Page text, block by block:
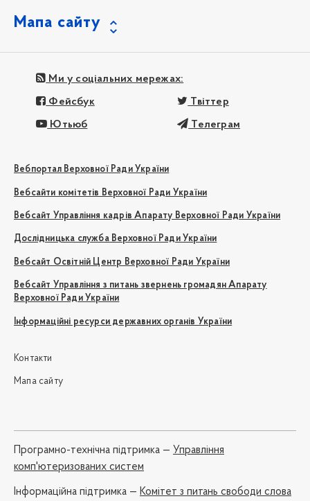
Мапа сайту
Ми у соціальних мережах:
Фейсбук Твіттер
Ютьюб Телеграм
Вебпортал Верховної Ради України
Вебсайти комітетів Верховної Ради України
Вебсайт Управління кадрів Апарату Верховної Ради України
Дослідницька служба Верховної Ради України
Вебсайт Освітній Центр Верховної Ради України
Вебсайт Управління з питань звернень громадян Апарату
Верховної Ради України
Інформаційні ресурси державних органів України
Контакти
Мапа сайту
Програмно-технічна підтримка — Управління
комп'ютеризованих систем
Iнформаційна підтримка — Комітет з питань свободи слова